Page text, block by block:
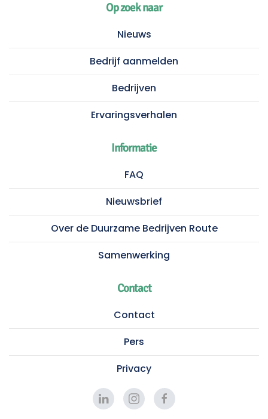
Op zoek naar
Nieuws
Bedrijf aanmelden
Bedrijven
Ervaringsverhalen
Informatie
FAQ
Nieuwsbrief
Over de Duurzame Bedrijven Route
Samenwerking
Contact
Contact
Pers
Privacy